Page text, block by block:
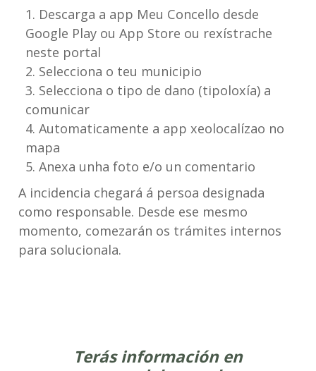
Descarga a app Meu Concello desde
Google Play ou App Store ou rexístrache
neste portal
Selecciona o teu municipio
Selecciona o tipo de dano (tipoloxía) a
comunicar
Automaticamente a app xeolocalízao no
mapa
Anexa unha foto e/o un comentario
A incidencia chegará á persoa designada
como responsable. Desde ese mesmo
momento, comezarán os trámites internos
para solucionala.
Terás información en